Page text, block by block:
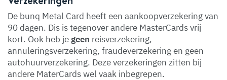
De bunq Metal Card heeft een aankoopverzekering van
90 dagen. Dis is tegenover andere MasterCards vrij
kort. Ook heb je geen reisverzekering,
annuleringsverzekering, fraudeverzekering en geen
autohuurverzekering. Deze verzekeringen zitten bij
andere MaterCards wel vaak inbegrepen.